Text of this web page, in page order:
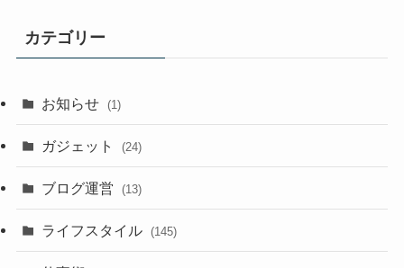
カテゴリー
お知らせ (1)
ガジェット (24)
ブログ運営 (13)
ライフスタイル (145)